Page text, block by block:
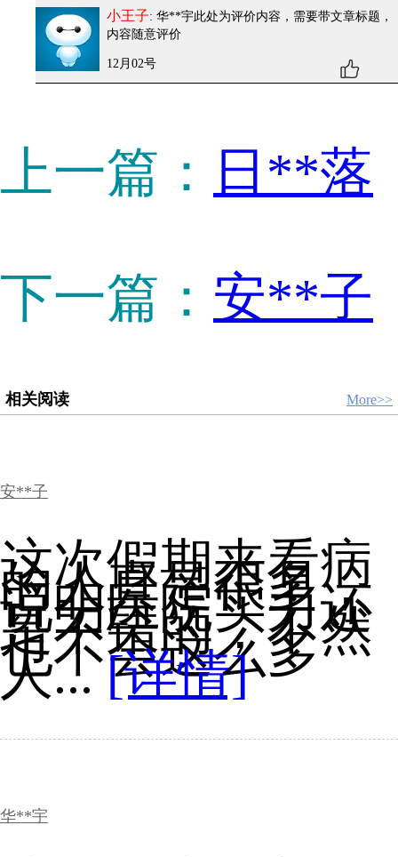
小王子: 华**宇此处为评价内容，需要带文章标题，
内容随意评价
12月02号
上一篇： 日**落
下一篇： 安**子
相关阅读 More>>
安**子
这次假期来看病
的人真是很多，
说明医院实力还
是不错的，不然
也不会这么多
人...[详情]
华**宇